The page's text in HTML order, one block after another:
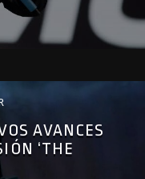
AVANCES
‘THE